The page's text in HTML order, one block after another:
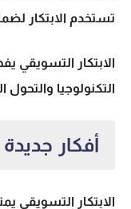
تستخدم الابتكار
الابتكار
التكنولوجيا
أفكار
الابتكار التسويقي